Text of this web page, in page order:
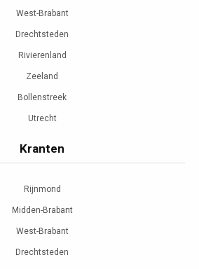
West-Brabant
Drechtsteden
Rivierenland
Zeeland
Bollenstreek
Utrecht
Kranten
Rijnmond
Midden-Brabant
West-Brabant
Drechtsteden